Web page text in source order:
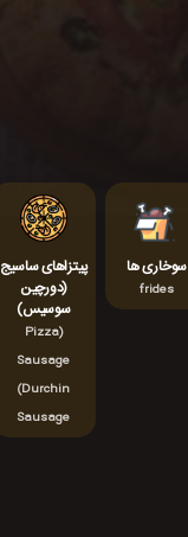
سوخاری ها
frides
پیتزاهای ساسیج
(دورچین
سوسیس)
(Pizza
Sausage
(Durchin
Sausage